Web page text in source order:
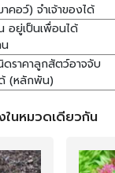
คอว์) จำเจ้าของได้
อยู่เป็นเพื่อนได้
ดราคาลูกสัตว์อาจจับ
(หลักพัน)
ในหมวดเดียวกัน